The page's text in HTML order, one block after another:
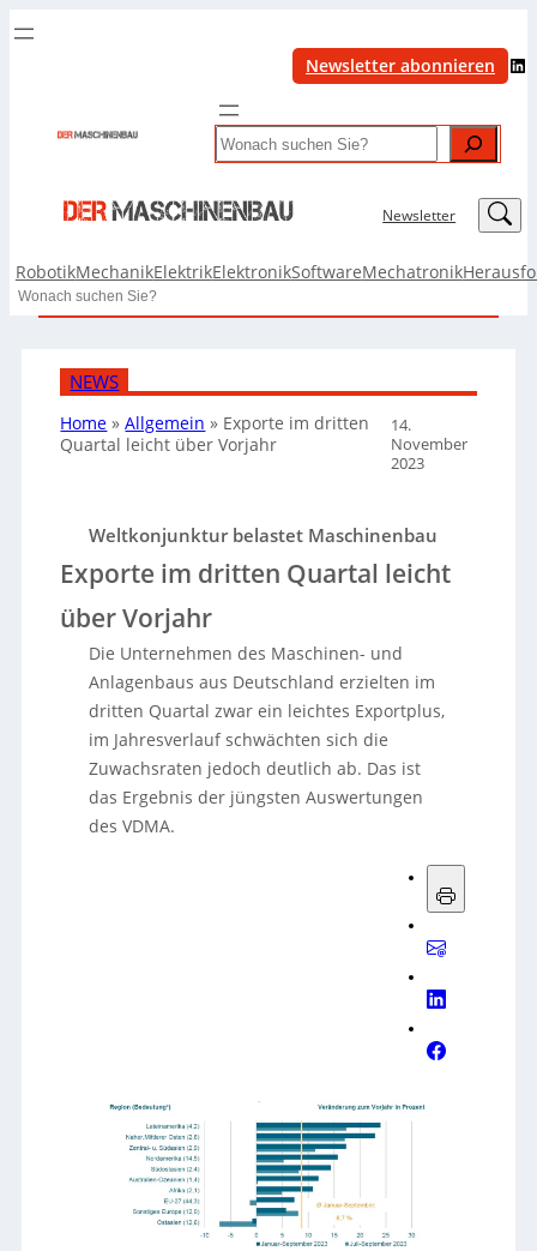
Newsletter abonnieren LinkedIn
Search
Newsletter LinkedIn
RobotikMechanikElektrikElektronikSoftwareMechatronik
Search
NEWS
Home »Allgemein » Exporte im dritten
Quartal leicht über Vorjahr
14.
November
2023
Weltkonjunktur belastet Maschinenbau
Exporte im dritten Quartal leicht
über Vorjahr
Die Unternehmen des Maschinen- und
Anlagenbaus aus Deutschland erzielten im
dritten Quartal zwar ein leichtes Exportplus,
im Jahresverlauf schwächten sich die
Zuwachsraten jedoch deutlich ab. Das ist
das Ergebnis der jüngsten Auswertungen
des VDMA.